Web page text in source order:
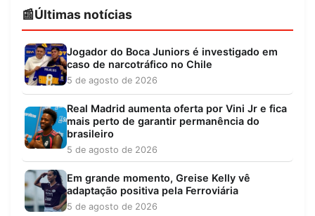
Últimas notícias
Jogador do Boca Juniors é investigado em
caso de narcotráfico no Chile
5 de agosto de 2026
Real Madrid aumenta oferta por Vini Jr e fica
mais perto de garantir permanência do
brasileiro
5 de agosto de 2026
Em grande momento, Greise Kelly vê
adaptação positiva pela Ferroviária
5 de agosto de 2026